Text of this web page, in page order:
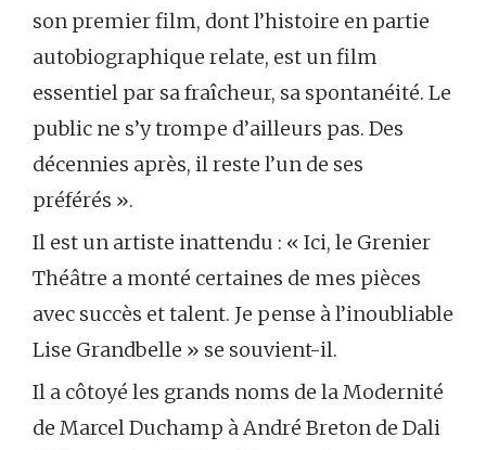
son premier film, dont l’histoire en partie
autobiographique relate, est un film
essentiel par sa fraîcheur, sa spontanéité. Le
public ne s’y trompe d’ailleurs pas. Des
décennies après, il reste l’un de ses
préférés ».
Il est un artiste inattendu : « Ici, le Grenier
Théâtre a monté certaines de mes pièces
avec succès et talent. Je pense à l’inoubliable
Lise Grandbelle » se souvient-il.
Il a côtoyé les grands noms de la Modernité
de Marcel Duchamp à André Breton de Dali